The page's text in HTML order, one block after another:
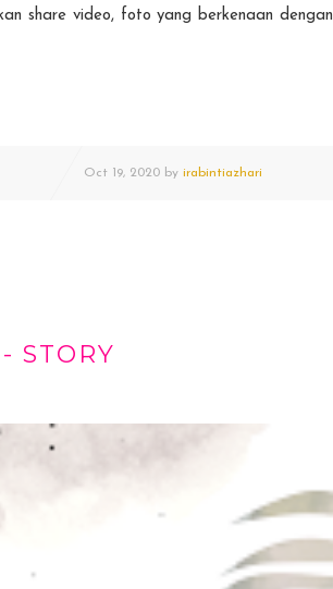
share video, foto yang berkenaan dengan
Oct 19, 2020 by irabintiazhari
STORY